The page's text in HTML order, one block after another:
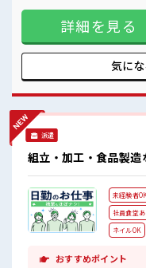
応募お待ちしております
ラーOKで自由
基本的に自由！
ので、 毎日の
新しいことにチ
環境が整って
していきましょう！ ■職場の雰囲気 派手すぎ
に残業するく
す！
詳細を見る
気に
派遣
組立・加工・食品製
未経験者OK
社員食堂あ
ネイルOK
おすすめポイント